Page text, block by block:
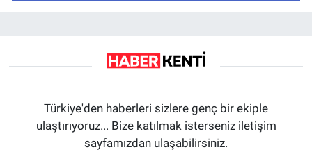
Türkiye'den haberleri sizlere genç bir ekiple
ulaştırıyoruz... Bize katılmak isterseniz iletişim
sayfamızdan ulaşabilirsiniz.